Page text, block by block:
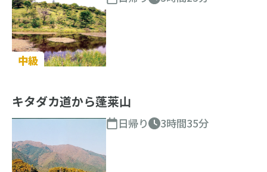
中級
キタダカ道から蓬莱山
日帰り 3時間35分